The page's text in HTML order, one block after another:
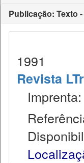
Publicação: Texto
1991
Revista